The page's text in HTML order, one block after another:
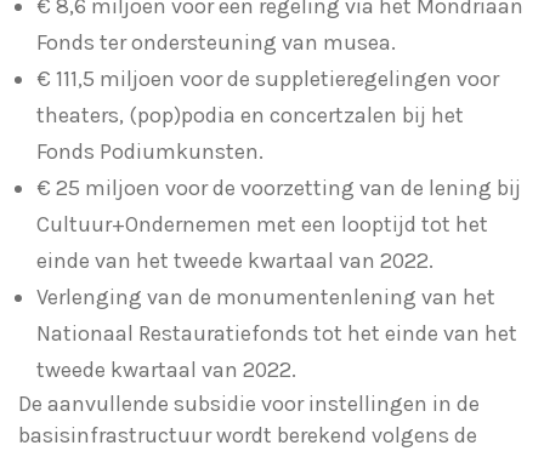
€ 8,6 miljoen voor een regeling via het Mondriaan
Fonds ter ondersteuning van musea.
€ 111,5 miljoen voor de suppletieregelingen voor
theaters, (pop)podia en concertzalen bij het
Fonds Podiumkunsten.
€ 25 miljoen voor de voorzetting van de lening bij
Cultuur+Ondernemen met een looptijd tot het
einde van het tweede kwartaal van 2022.
Verlenging van de monumentenlening van het
Nationaal Restauratiefonds tot het einde van het
tweede kwartaal van 2022.
De aanvullende subsidie voor instellingen in de
basisinfrastructuur wordt berekend volgens de